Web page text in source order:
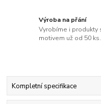
Výroba na přání
Vyrobíme i produkty
motivem už od 50 ks.
Kompletní specifikace